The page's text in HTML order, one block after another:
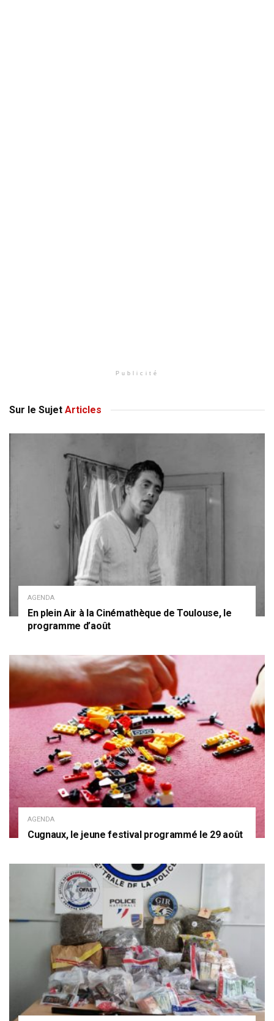
Publicité
Sur le Sujet Articles
AGENDA
En plein Air à la Cinémathèque de Toulouse, le
programme d’août
AGENDA
Cugnaux, le jeune festival programmé le 29 août